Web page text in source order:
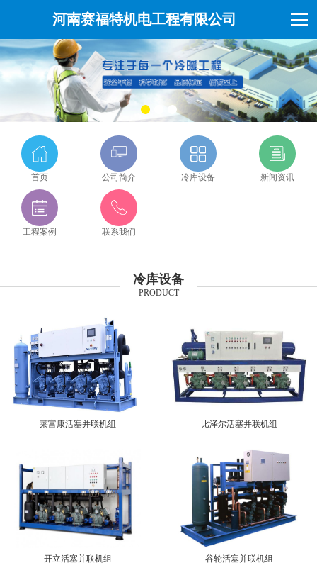
河南赛福特机电工程有限公司
首页 公司简介 冷库设备 新闻资讯
工程案例 联系我们
冷库设备
PRODUCT
莱富康活塞并联机组 比泽尔活塞并联机组
开立活塞并联机组 谷轮活塞并联机组